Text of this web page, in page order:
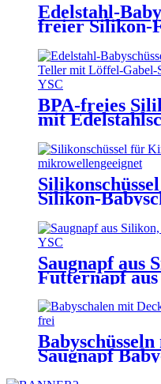
Edelstahl-
freier Silikon-
BPA-freies
mit
Saugnapf,
Löffel | YSC
Silikon-
Saugnapf aus
Futternapf
Saugnapf